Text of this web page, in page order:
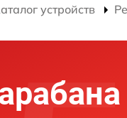
устройств